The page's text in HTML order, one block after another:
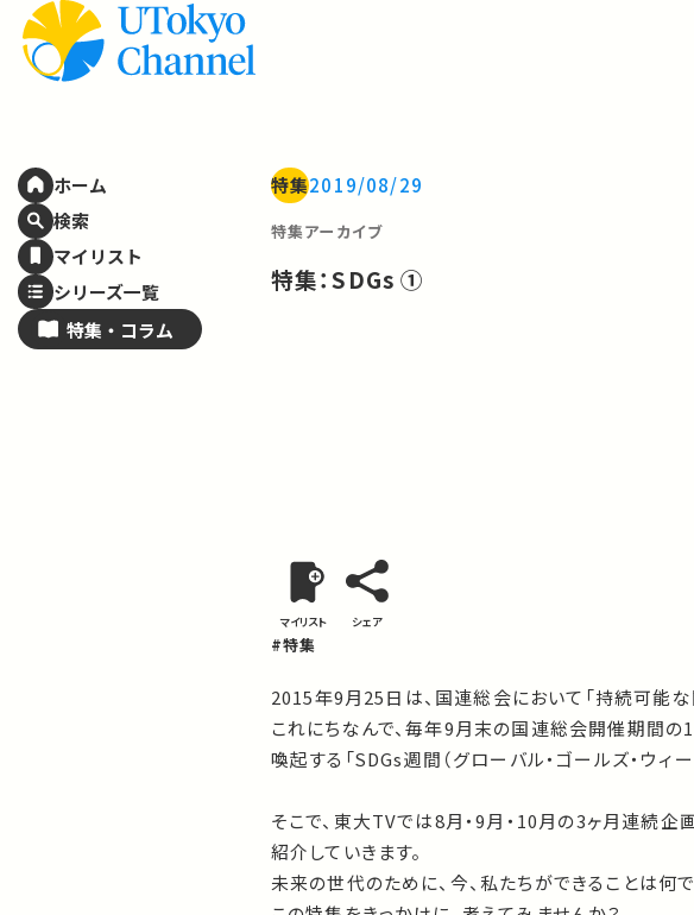
ホーム
検索
マイリスト
シリーズ一覧
特集・ コラム
特集2019/08/29
特集アーカイブ
特集：SDGs ①
マイリスト シェア
#特集
2015年9月25日は、国連総会において「持続可能な
これにちなんで、毎年9月末の国連総会開催期間
喚起する「SDGs週間（グローバル・ゴールズ・ウィー
そこで、東大TVでは8月・9月・10月の3ヶ月連続企
紹介していきます。
未来の世代のために、今、私たちができることは何で